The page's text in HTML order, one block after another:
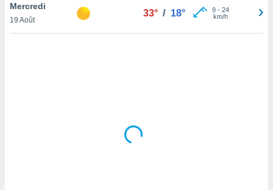
de
Mercredi
19 Août
33° / 18° 9- 24
km/h